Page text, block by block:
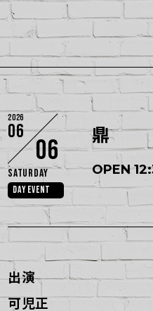
2026
06
06
Saturday
DAY EVENT
鼎
OPEN
出演
可児正